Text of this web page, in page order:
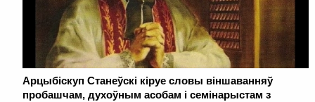
Арцыбіскуп Станеўскі кіруе словы віншаванняў
пробашчам, духоўным асобам і семінарыстам з